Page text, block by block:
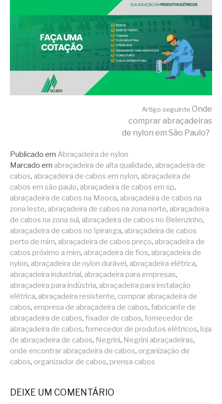
Continue lendo
Artigo seguinte Onde
comprar abraçadeiras
de nylon em São Paulo?
Publicado em Abraçadeira de nylon
Marcado em abraçadeira de alta qualidade, abraçadeira de
cabos, abraçadeira de cabos em nylon, abraçadeira de
cabos em são paulo, abraçadeira de cabos em sp,
abraçadeira de cabos na Mooca, abraçadeira de cabos na
zona leste, abraçadeira de cabos na zona norte, abraçadeira
de cabos na zona sul , abraçadeira de cabos no Belenzinho,
abraçadeira de cabos no Ipiranga, abraçadeira de cabos
perto de mim, abraçadeira de cabos preço, abraçadeira de
cabos próximo a mim, abraçadeira de fios, abraçadeira de
nylon, abraçadeira de nylon durável , abraçadeira elétrica,
abraçadeira industrial , abraçadeira para empresas,
abraçadeira para indústria, abraçadeira para instalação
elétrica, abraçadeira resistente, comprar abraçadeira de
cabos, empresa de abraçadeira de cabos, fabricante de
abraçadeira de cabos, fixador de cabos, fornecedor de
abraçadeira de cabos, fornecedor de produtos elétricos, loja
de abraçadeira de cabos, Negrini, Negrini abraçadeiras,
onde encontrar abraçadeira de cabos, organização de
cabos, organizador de cabos, prensa cabos
DEIXE UM COMENTÁRIO